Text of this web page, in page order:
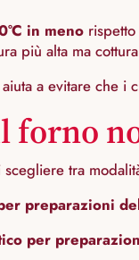
in meno
più alta ma
a evitare che i
forno
tra
preparazioni
per